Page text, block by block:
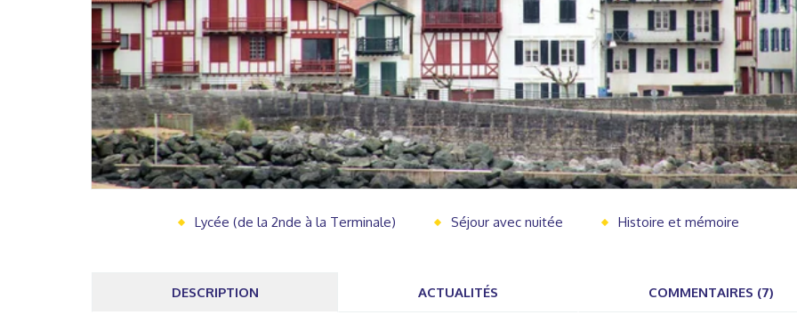
Lycée (de la 2nde à la Terminale) Séjour avec nuitée Histoire et mémoire
DESCRIPTION ACTUALITÉS COMMENTAIRES (7)